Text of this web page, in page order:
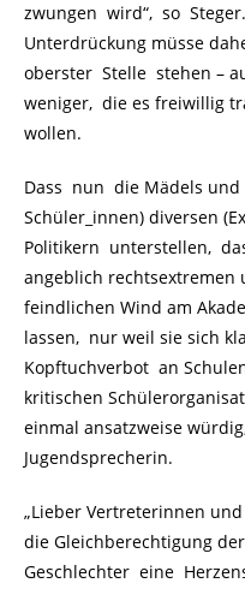
zwungen wird“, so
Unterdrückung müsse
oberster Stelle stehen –
weniger, die es freiwillig
wollen.
Dass nun die Mädels und
Schüler_innen) diversen
Politikern unterstellen,
angeblich rechtsextremen
feindlichen Wind am
lassen, nur weil sie sich
Kopftuchverbot an
kritischen
einmal ansatzweise
Jugendsprecherin.
„Lieber Vertreterinnen
die Gleichberechtigung der
Geschlechter eine